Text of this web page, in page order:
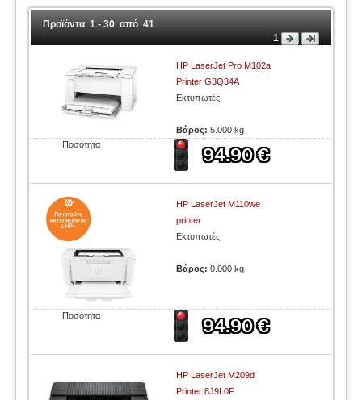
Προϊόντα 1 - 30 από 41
1
HP LaserJet Pro M102a
Printer G3Q34A
Εκτυπωτές
Βάρος:5.000 kg
Ποσότητα
HP LaserJet M110we
printer
Εκτυπωτές
Βάρος:0.000 kg
Ποσότητα
HP LaserJet M209d
Printer 8J9L0F